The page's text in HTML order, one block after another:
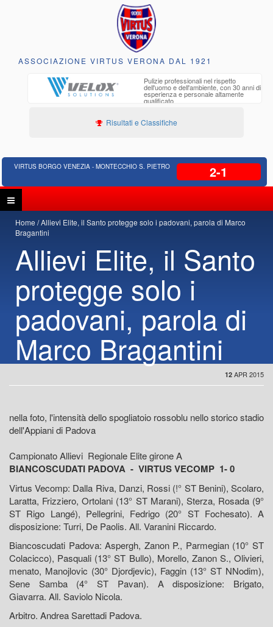
ASSOCIAZIONE VIRTUS VERONA DAL 1921
Pulizie professionali nel rispetto
dell'uomo e dell'ambiente, con 30 anni di
esperienza e personale altamente
qualificato
Risultati e Classifiche
VIRTUS BORGO VENEZIA - MONTECCHIO S. PIETRO 2-1
Home Allievi Elite, il Santo protegge solo i padovani, parola di Marco
Bragantini
Allievi Elite, il Santo
protegge solo i
padovani, parola di
Marco Bragantini
12 APR 2015
nella foto, l'intensità dello spogliatoio rossoblu nello storico stadio
dell'Appiani di Padova
Campionato Allievi Regionale Elite girone A
BIANCOSCUDATI PADOVA - VIRTUS VECOMP 1- 0
Virtus Vecomp: Dalla Riva, Danzi, Rossi (!° ST Benini), Scolaro,
Laratta, Frizziero, Ortolani (13° ST Marani), Sterza, Rosada (9°
ST Rigo Langé), Pellegrini, Fedrigo (20° ST Fochesato). A
disposizione: Turri, De Paolis. All. Varanini Riccardo.
Biancoscudati Padova: Aspergh, Zanon P., Parmegian (10° ST
Colacicco), Pasquali (13° ST Bullo), Morello, Zanon S., Olivieri,
menato, Manojlovic (30° Djordjevic), Faggin (13° ST NNodim),
Sene Samba (4° ST Pavan). A disposizione: Brigato,
Giavarra. All. Saviolo Nicola.
Arbitro. Andrea Sarettadi Padova.